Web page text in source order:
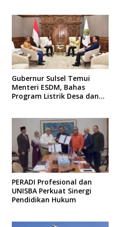
Gubernur Sulsel Temui
Menteri ESDM, Bahas
Program Listrik Desa dan
PERADI Profesional dan
UNISBA Perkuat Sinergi
Pendidikan Hukum